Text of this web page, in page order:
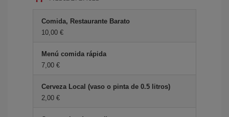
Comida, Restaurante Barato
10,00 €
Menú comida rápida
7,00 €
Cerveza Local (vaso o pinta de 0.5 litros)
2,00 €